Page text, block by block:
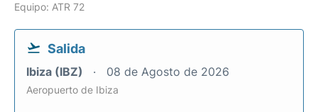
Equipo: ATR 72
Salida
Ibiza (IBZ) 08 de Agosto de 2026
Aeropuerto de Ibiza